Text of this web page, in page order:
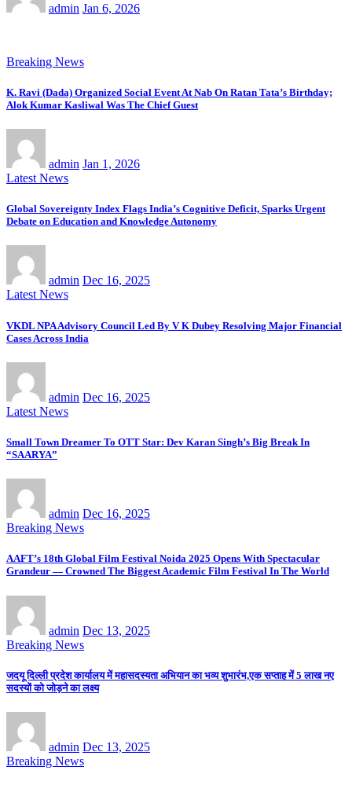
admin Jan 6, 2026
Breaking News
K. Ravi (Dada) Organized Social Event At Nab On Ratan Tata’s Birthday;
Alok Kumar Kasliwal Was The Chief Guest
admin Jan 1, 2026
Latest News
Global Sovereignty Index Flags India’s Cognitive Deficit, Sparks Urgent
Debate on Education and Knowledge Autonomy
admin Dec 16, 2025
Latest News
VKDL NPA Advisory Council Led By V K Dubey Resolving Major Financial
Cases Across India
admin Dec 16, 2025
Latest News
Small Town Dreamer To OTT Star: Dev Karan Singh’s Big Break In
“SAARYA”
admin Dec 16, 2025
Breaking News
AAFT’s 18th Global Film Festival Noida 2025 Opens With Spectacular
Grandeur — Crowned The Biggest Academic Film Festival In The World
admin Dec 13, 2025
Breaking News
जदयू दिल्ली प्रदेश कार्यालय में महासदस्यता अभियान का भव्य शुभारंभ,एक सप्ताह में 5 लाख नए
सदस्यों को जोड़ने का लक्ष्य
admin Dec 13, 2025
Breaking News